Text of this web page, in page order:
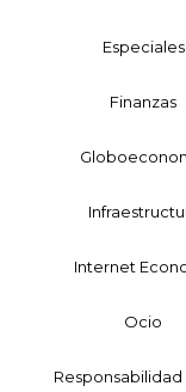
Especiales
Finanzas
Internet
Ocio
Responsabilidad